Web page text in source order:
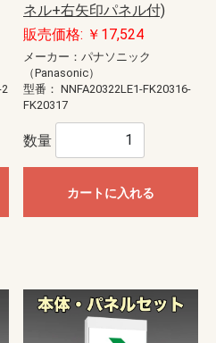
ネル+右矢印パネル付)
販売価格: ￥17,524
メーカー：パナソニック
（Panasonic）
型番： NNFA20322LE1-FK20316-
FK20317
数量
カートに入れる